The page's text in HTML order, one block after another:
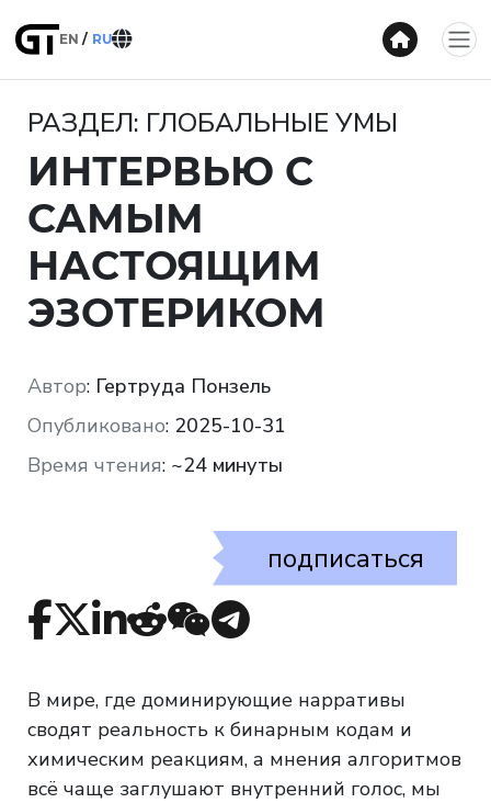
EN RU
РАЗДЕЛ: ГЛОБАЛЬНЫЕ УМЫ
ИНТЕРВЬЮ С
САМЫМ
НАСТОЯЩИМ
ЭЗОТЕРИКОМ
Автор: Гертруда Понзель
Опубликовано: 2025-10-31
Время чтения: ~24 минуты
подписаться
В мире, где доминирующие нарративы
сводят реальность к бинарным кодам и
химическим реакциям, а мнения алгоритмов
всё чаще заглушают внутренний голос, мы